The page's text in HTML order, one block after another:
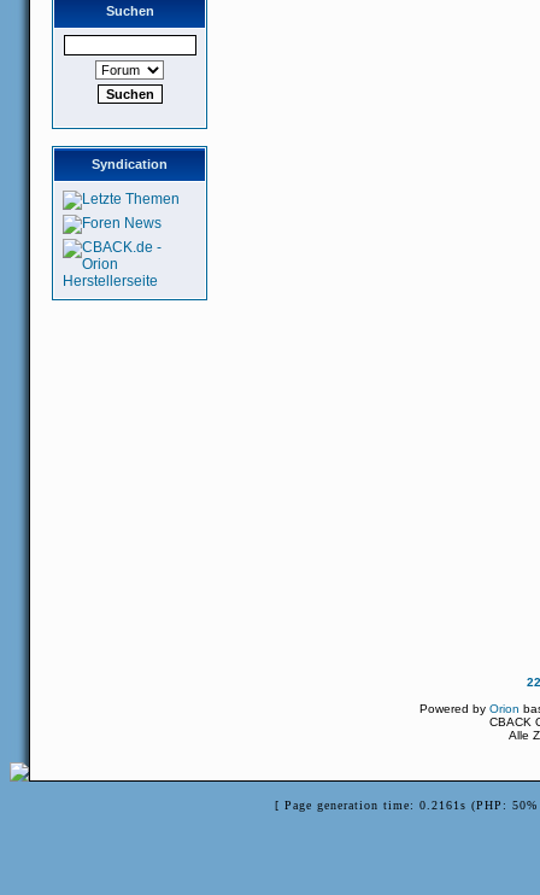
Suchen
Syndication
Powered by Orion
CBACK
Alle
[ Page generation time: 0.2161s (PHP: